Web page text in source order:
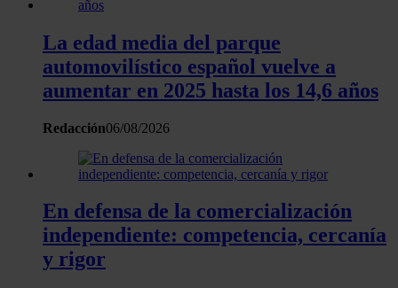
sección de datos. Puede cambiar o retirar su
consentimiento en cualquier momento en la Declaración
de cookies.
Las cookies de este sitio web se usan para personalizar
el contenido y los anuncios, ofrecer funciones de redes
sociales y analizar el tráfico. Además, compartimos
nuestros partners de redes sociales, publicidad y análisis
web, quienes pueden combinarla con otra información
que les haya proporcionado o que hayan recopilado a
La edad media del parque
automovilístico español vuelve a
aumentar en 2025 hasta los 14,6 años
Redacción06/08/2026
En defensa de la comercialización
independiente: competencia, cercanía
y rigor